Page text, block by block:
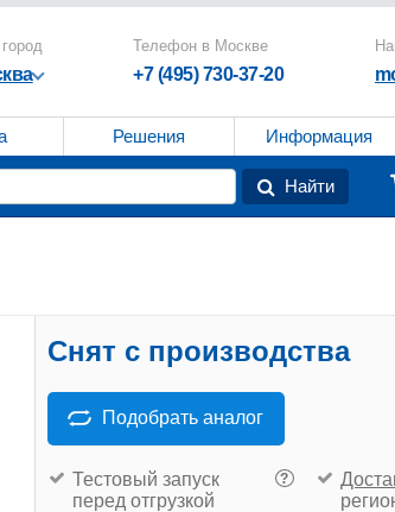
Телефон в Москве
+7 (495) 730-37-20
Решения Информация
Найти
Снят с производства
Подобрать аналог
?
Тестовый запуск
перед отгрузкой